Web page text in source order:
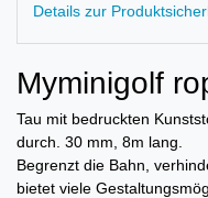
Details zur
Myminigolf
Tau mit bedruckten
durch. 30 mm, 8m lang.
Begrenzt die Bahn,
bietet viele